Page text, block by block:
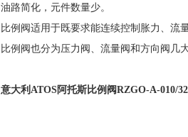
油路简化，元件数量少。
比例阀适用于既要求能连续控制胀力、流
比例阀也分为压力阀、流量阀和方向阀几
意大利ATOS阿托斯比例阀RZGO-A-010/